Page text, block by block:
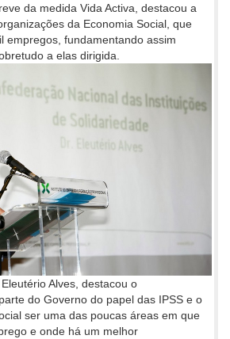
da medida Vida Activa, destacou a
da Economia Social, que
empregos, fundamentando assim
a elas dirigida.
Alves, destacou o
do Governo do papel das IPSS e o
ser uma das poucas áreas em que
e onde há um melhor